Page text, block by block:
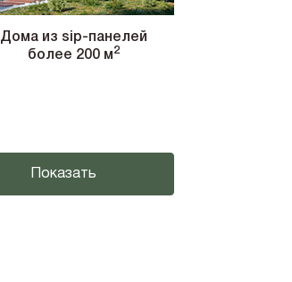
Дома из sip-панелей
более 200 м2